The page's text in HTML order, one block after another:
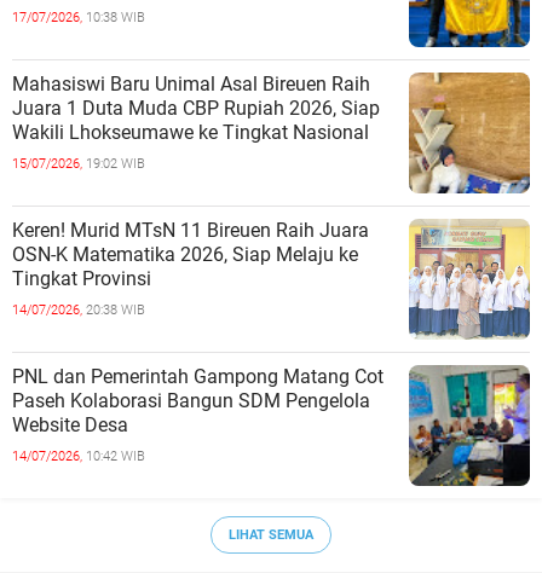
17/07/2026, 10:38 WIB
Mahasiswi Baru Unimal Asal Bireuen Raih
Juara 1 Duta Muda CBP Rupiah 2026, Siap
Wakili Lhokseumawe ke Tingkat Nasional
15/07/2026, 19:02 WIB
Keren! Murid MTsN 11 Bireuen Raih Juara
OSN-K Matematika 2026, Siap Melaju ke
Tingkat Provinsi
14/07/2026, 20:38 WIB
PNL dan Pemerintah Gampong Matang Cot
Paseh Kolaborasi Bangun SDM Pengelola
Website Desa
14/07/2026, 10:42 WIB
LIHAT SEMUA